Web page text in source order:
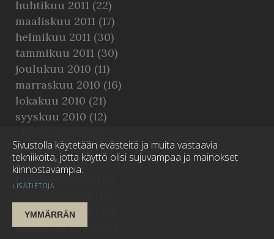
huhtikuu 2011 (22)
maaliskuu 2011 (17)
helmikuu 2011 (30)
tammikuu 2011 (30)
joulukuu 2010 (11)
marraskuu 2010 (16)
lokakuu 2010 (21)
syyskuu 2010 (12)
heinäkuu 2010(16)
kesäkuu 2010(25)
toukokuu 2010
maaliskuu 2010
helmikuu 2010
LISÄTIETOJA
Sivustolla käytetään evästeitä ja muita vastaavia
tekniikoita, jotta käyttö olisi sujuvampaa ja mainokset
kiinnostavampia.
YMMÄRRÄN